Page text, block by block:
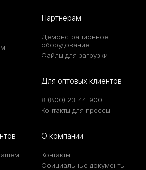
Партнерам
Демонстрационное
оборудование
Файлы для загрузки
Для оптовых клиентов
8 (800) 23-44-900
Контакты для прессы
О компании
Контакты
Официальные документы